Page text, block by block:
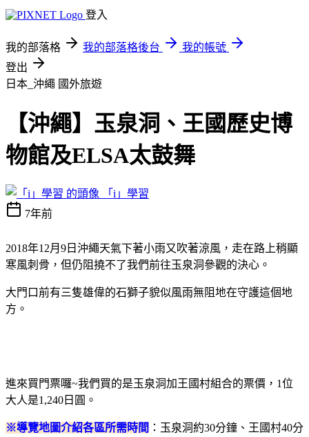
登入
我的部落格 我的部落格後台
我的帳號
登出
日本_沖繩 國外旅遊
【沖繩】玉泉洞、王國歷史博
物館及ELSA太鼓舞
「i」學習
7年前
2018年12月9日沖繩天氣下著小雨又吹著涼風，走在路上稍顯
寒風刺骨，但仍阻撓不了我們前往玉泉洞參觀的決心。
大門口前有三隻雄偉的石獅子貌似風雨無阻地在守護這個地
方。
進來買門票囉~我們買的是玉泉洞加王國村組合的票價，1位
大人是1,240日圓。
※導覽地圖介紹各區所需時間 ：玉泉洞約30分鐘、王國村40分